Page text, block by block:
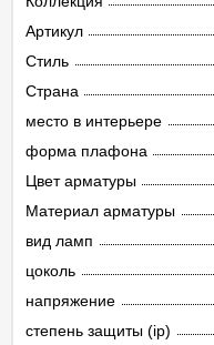
Артикул
Стиль
Страна
место в интерьере
форма плафона
Цвет арматуры
Материал арматуры
вид ламп
цоколь
напряжение
степень защиты (ip)